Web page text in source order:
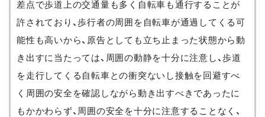
差点で歩道上の交通量も多く自転車も通行することが
許されており、歩行者の周囲を自転車が通過してくる可
能性も高いから、原告としても立ち止まった状態から動
き出すに当たっては、周囲の動静を十分に注意し、歩道
を走行してくる自転車との衝突ないし接触を回避すべ
く周囲の安全を確認しながら動き出すべきであったに
もかかわらず、周囲の安全を十分に注意することなく、